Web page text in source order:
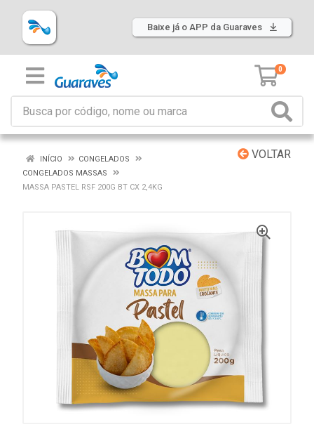
Baixe já o APP da Guaraves
0
VOLTAR
INÍCIO
CONGELADOS
CONGELADOS MASSAS
MASSA PASTEL RSF 200G BT CX 2,4KG